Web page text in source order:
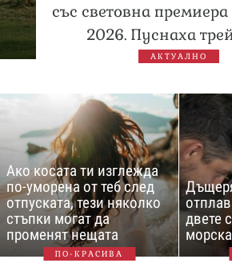
със световна
2026. Пуснаха
АКТУАЛНО
Ако косата ти изглежда
по-уморена от теб след
отпуската, тези няколко
стъпки могат да
променят нещата
ПО-КРАСИВА
двете